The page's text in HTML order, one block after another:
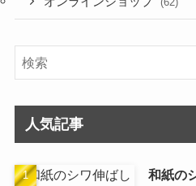
人気記事
和紙の